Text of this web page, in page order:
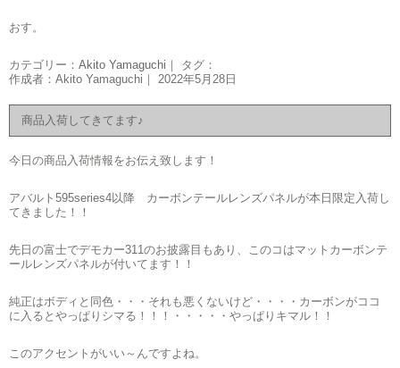
おす。
カテゴリー： Akito Yamaguchi ｜ タグ：
作成者：Akito Yamaguchi｜ 2022年5月28日
商品入荷してきてます♪
今日の商品入荷情報をお伝え致します！
アバルト595series4以降 カーボンテールレンズパネルが本日限定入荷し
てきました！！
先日の富士でデモカー311のお披露目もあり、このコはマットカーボンテ
ールレンズパネルが付いてます！！
純正はボディと同色・・・それも悪くないけど・・・・カーボンがココ
に入るとやっぱりシマる！！！・・・・・やっぱりキマル！！
このアクセントがいい～んですよね。